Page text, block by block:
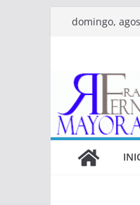
Saltardomingo,